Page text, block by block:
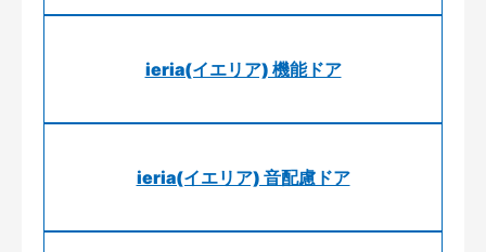
ieria(イエリア) 機能ドア
ieria(イエリア) 音配慮ドア